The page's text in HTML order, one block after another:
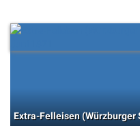
Extra-Felleisen